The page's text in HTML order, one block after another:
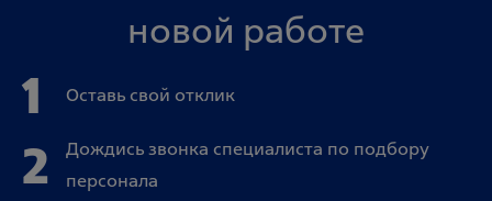
новой работе
1 Оставь свой отклик
2
Дождись звонка специалиста по подбору
персонала